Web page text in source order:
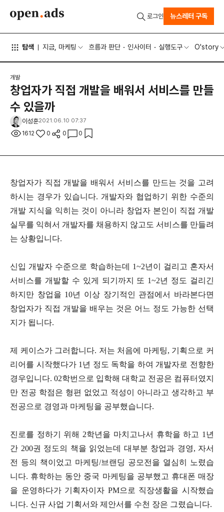
탐색 지금, 마케팅 흐름과 판단 인사이터 실행도구 O'story
로그인 뉴스레터 구독
개발
창업자가 직접 개발을 배워서 서비스를 만들
수 있을까
이성훈2021.06.10 07:37
1612 0 0 0
창업자가 직접 개발을 배워서 서비스를 만드는 것을 고려
하시는 경우가 있습니다. 개발자와 협업하기 위한 수준의
개발 지식을 익히는 것이 아니라 창업자 본인이 직접 개발
실무를 익혀서 개발자를 채용하지 않고도 서비스를 만들려
는 상황입니다.
신입 개발자 수준으로 학습하는데 1~2년이 걸리고 혼자서
서비스를 개발할 수 있게 되기까지 또 1~2년 정도 걸리긴
하지만 창업을 10년 이상 장기적인 관점에서 바라본다면
창업자가 직접 개발을 배우는 것은 어느 정도 가능한 선택
지가 됩니다.
제 케이스가 그러합니다. 저는 처음에 마케팅, 기획으로 커
리어를 시작했다가 1년 정도 독학을 하여 개발자로 전향한
경우입니다. 02학번으로 입학해 대학교 전공은 컴퓨터였지
만 전공 학점은 형편 없었고 적성이 아니라고 생각하고 부
전공으로 경영과 마케팅을 공부했습니다.
진로를 정하기 위해 2학년을 마치고나서 휴학을 하고 1년
간 200권 정도의 책을 읽었는데 대부분 창업과 경영, 자서
전 등의 책이었고 마케팅/브랜딩 공모전을 열심히 노렸습
니다. 휴학하는 동안 중국 마케팅을 공부했고 휴대폰 매장
을 운영하다가 기획자이자 PM으로 직장생활을 시작했습
니다. 신규 사업 기획서와 제안서를 수천 장은 그렸습니다.